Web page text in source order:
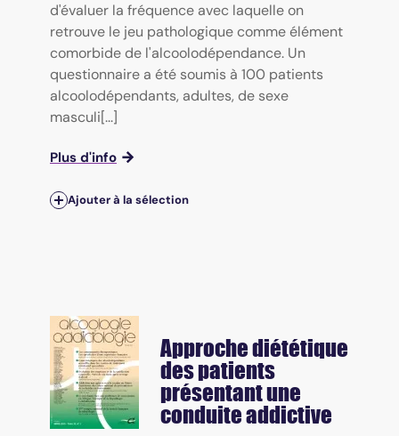
d'évaluer la fréquence avec laquelle on
retrouve le jeu pathologique comme élément
comorbide de l'alcoolodépendance. Un
questionnaire a été soumis à 100 patients
alcoolodépendants, adultes, de sexe
masculi[...]
Plus d'info
Ajouter à la sélection
Approche diététique
des patients
présentant une
conduite addictive